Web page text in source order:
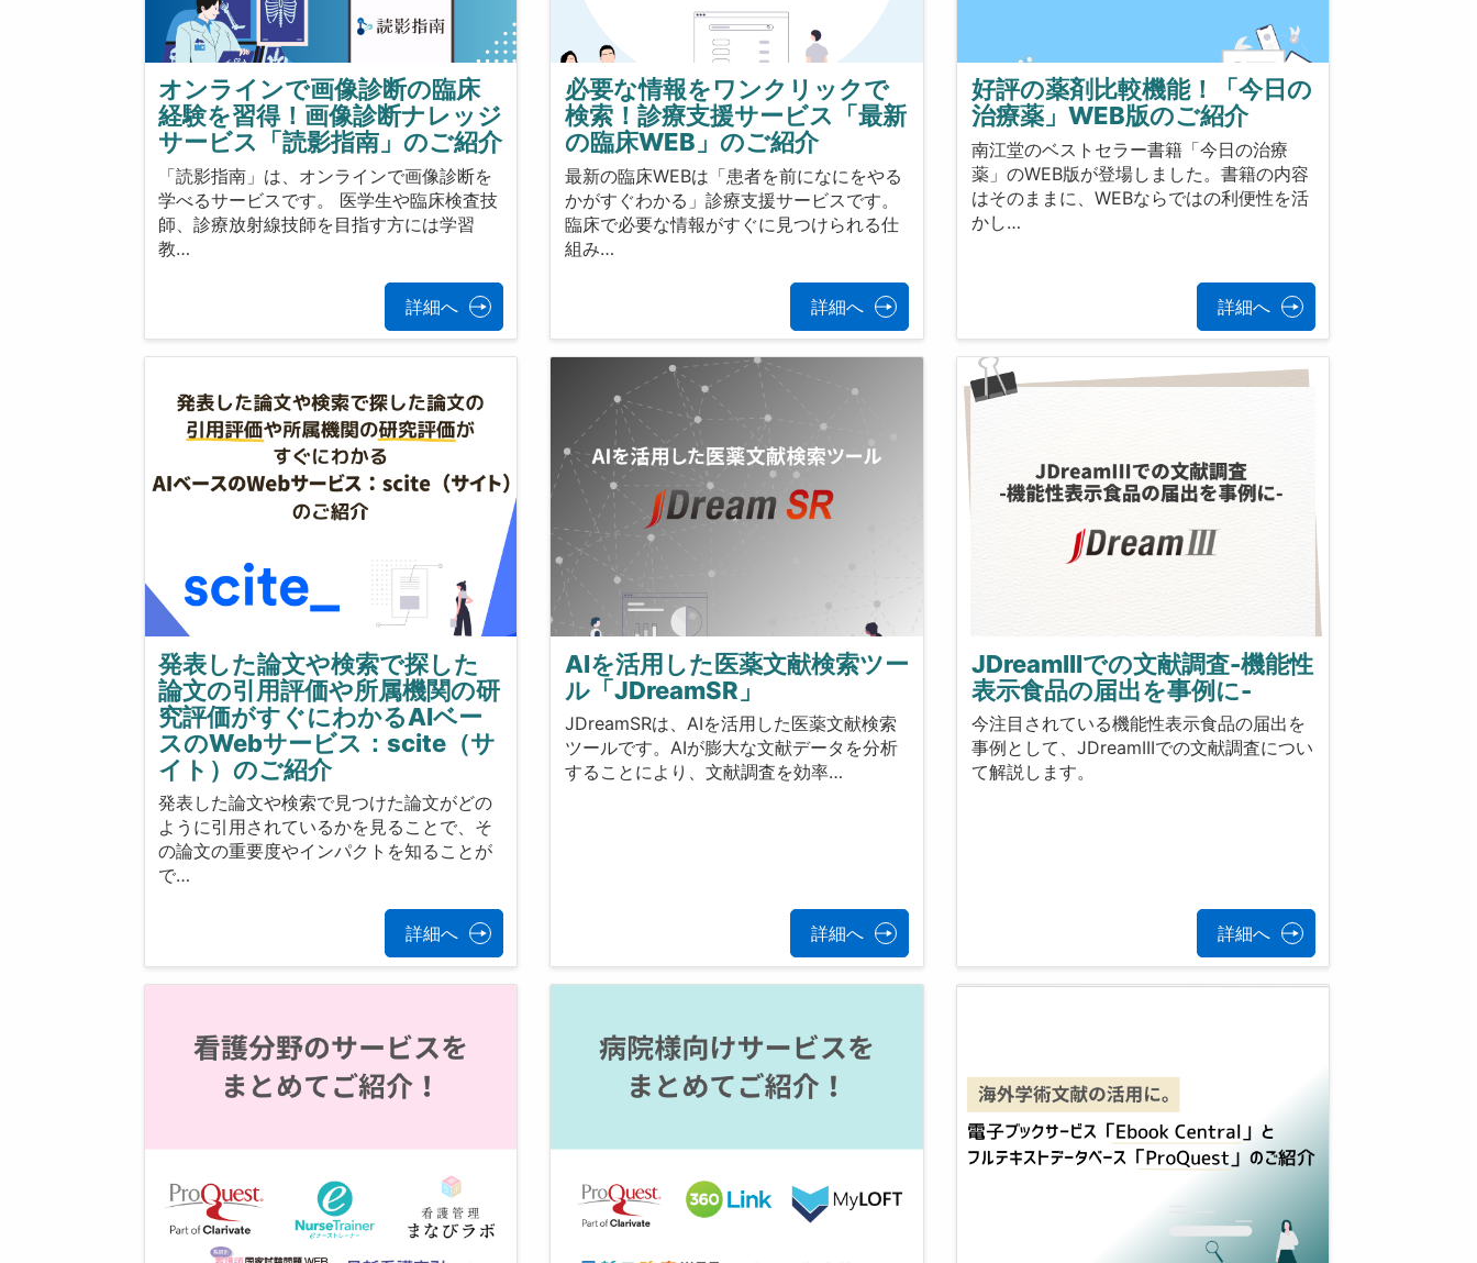
オンラインで画像診断の臨床
経験を習得！画像診断ナレッジ
サービス「読影指南」のご紹介
「読影指南」は、オンラインで画像診断を
学べるサービスです。 医学生や臨床検査技
師、診療放射線技師を目指す方には学習
教…
詳細へ
必要な情報をワンクリックで
検索！診療支援サービス「最新
の臨床WEB」のご紹介
最新の臨床WEBは「患者を前になにをやる
かがすぐわかる」診療支援サービスです。
臨床で必要な情報がすぐに見つけられる仕
組み…
詳細へ
好評の薬剤比較機能！「今日の
治療薬」WEB版のご紹介
南江堂のベストセラー書籍「今日の治療
薬」のWEB版が登場しました。書籍の内容
はそのままに、WEBならではの利便性を活
かし…
詳細へ
発表した論文や検索で探した
論文の引用評価や所属機関の研
究評価がすぐにわかるAIベー
スのWebサービス：scite（サ
イト）のご紹介
発表した論文や検索で見つけた論文がどの
ように引用されているかを見ることで、そ
の論文の重要度やインパクトを知ることが
で…
詳細へ
AIを活用した医薬文献検索ツー
ル「JDreamSR」
JDreamSRは、AIを活用した医薬文献検索
ツールです。AIが膨大な文献データを分析
することにより、文献調査を効率…
詳細へ
JDreamIIIでの文献調査-機能性
表示食品の届出を事例に-
今注目されている機能性表示食品の届出を
事例として、JDreamIIIでの文献調査につい
て解説します。
詳細へ